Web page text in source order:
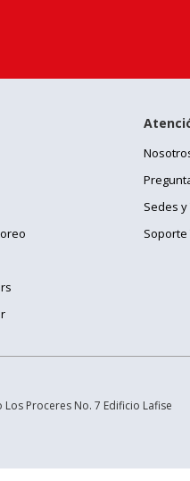
Sedes
Soporte
Proceres No. 7 Edificio Lafise